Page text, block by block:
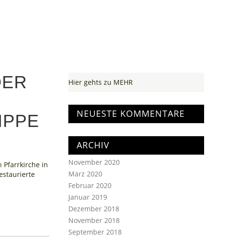
Pfarrkirche in
Hier gehts zu MEHR
NEUESTE KOMMENTARE
ARCHIV
November 2020
März 2020
Februar 2020
Januar 2019
Dezember 2018
November 2018
September 2018